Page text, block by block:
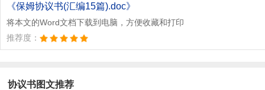
《保姆协议书(汇编15篇).doc》
将本文的Word文档下载到电脑，方便收藏和打印
推荐度：
协议书图文推荐